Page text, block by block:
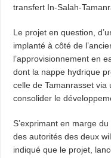
transfert In-Salah-
Le projet en question,
implanté à côté de
l’approvisionnement en
dont la nappe hydrique
celle de Tamanrasset
consolider le
S’exprimant en marge
des autorités des deux
indiqué que le projet,